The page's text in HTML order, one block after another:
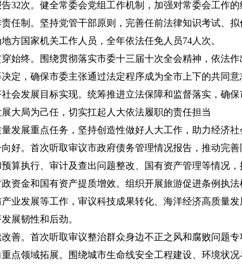
32次。健全常委会党组工作机制，加强对常委会工作
任制。坚持党管干部原则，完善任前法律知识考试、
方国家机关工作人员，全年依法任免人员74人次。
始终。围绕贯彻落实市委十三届十次全会精神，依法
定，确保市委主张通过法定程序成为全市上下的共同
会发展目标实现。统筹推进立法保障和监督落实，确保
大局为己任，切实扛起人大依法履职的责任担当
发展重点任务，坚持创造性做好人大工作，助力经济社
好。首次听取审议市政府债务管理情况报告，推动完
算执行、审计及查出问题整改、国有资产管理等情况
资金和国有资产提质增效。组织开展旅游促进条例执
业发展等工作，审议科技成果转化、海洋经济高质量
展韧性和后劲。
善。首次听取审议整治群众身边不正之风和腐败问题
点领域拓展。围绕城市生命线安全工程建设、环境状